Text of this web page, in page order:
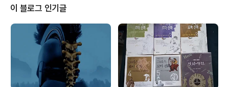
불념구악 원시용희)~백이 숙제는 사람들이 옛날에 저지런
악행 (구악)을 마음에 두지 않았다. 그러기에 원망하는 사
람이 드물었다.The Master said, "Po-i and Shu-ch'i
did not keep the former wickednesses of men i
n mind, and hence the ..
이 블로그 인기글